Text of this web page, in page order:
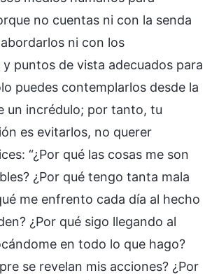
no cuentas ni con la senda
ni con los
puntos de vista adecuados para
puedes contemplarlos desde la
un incrédulo; por tanto, tu
es evitarlos, no querer
“¿Por qué las cosas me son
¿Por qué tengo tanta mala
me enfrento cada día al hecho
¿Por qué sigo llegando al
en todo lo que hago?
se revelan mis acciones? ¿Por